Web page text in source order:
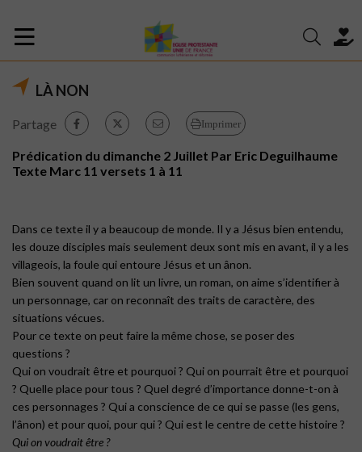
LÀ NON
Partage Imprimer
Prédication du dimanche 2 Juillet Par Eric Deguilhaume
Texte Marc 11 versets 1 à 11
Dans ce texte il y a beaucoup de monde. Il y a Jésus bien entendu,
les douze disciples mais seulement deux sont mis en avant, il y a les
villageois, la foule qui entoure Jésus et un ânon.
Bien souvent quand on lit un livre, un roman, on aime s’identifier à
un personnage, car on reconnaît des traits de caractère, des
situations vécues.
Pour ce texte on peut faire la même chose, se poser des
questions ?
Qui on voudrait être et pourquoi ? Qui on pourrait être et pourquoi
? Quelle place pour tous ? Quel degré d’importance donne-t-on à
ces personnages ? Qui a conscience de ce qui se passe (les gens,
l’ânon) et pour quoi, pour qui ? Qui est le centre de cette histoire ?
Qui on voudrait être ?